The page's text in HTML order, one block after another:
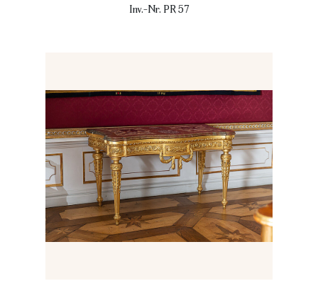
Inv.-Nr. PR 57